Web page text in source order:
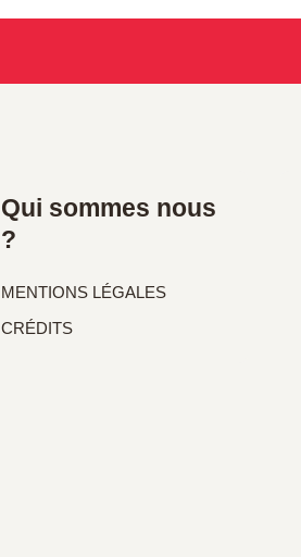
Qui sommes nous
?
MENTIONS LÉGALES
CRÉDITS